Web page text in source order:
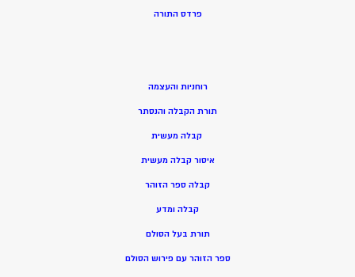
פרדס התורה
רוחניות והעצמה
תורת הקבלה והנסתר
קבלה מעשית
איסור קבלה מעשית
קבלה ספר הזוהר
קבלה ומדע
תורת בעל הסולם
ספר הזוהר עם פירוש הסולם